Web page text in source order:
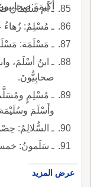
ـ أم سليمان
ـ مُسْلِمٌ: زُهاءُ
ـ مَسْلَمَة:
ـ ابنُ أسْلَمَ،
صحابِيُّونَ.
ـ مُسْلِمٍ
وأَسْلَمَ
ـ السُّلالِمُ:
ـ سَلَمونُ:
عرض المزيد